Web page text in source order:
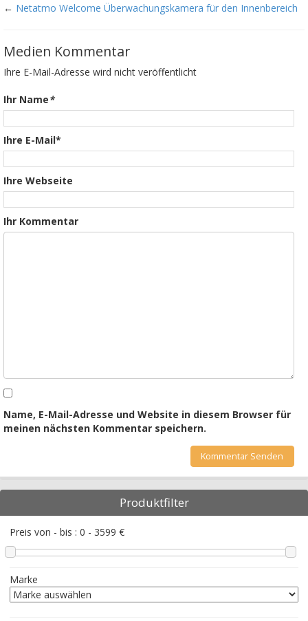
← Netatmo Welcome Überwachungskamera für den Innenbereich
Medien Kommentar
Ihre E-Mail-Adresse wird nicht veröffentlicht
Ihr Name*
Ihre E-Mail*
Ihre Webseite
Ihr Kommentar
Name, E-Mail-Adresse und Website in diesem Browser für
meinen nächsten Kommentar speichern.
Produktfilter
Preis von - bis : 0 - 3599 €
Marke